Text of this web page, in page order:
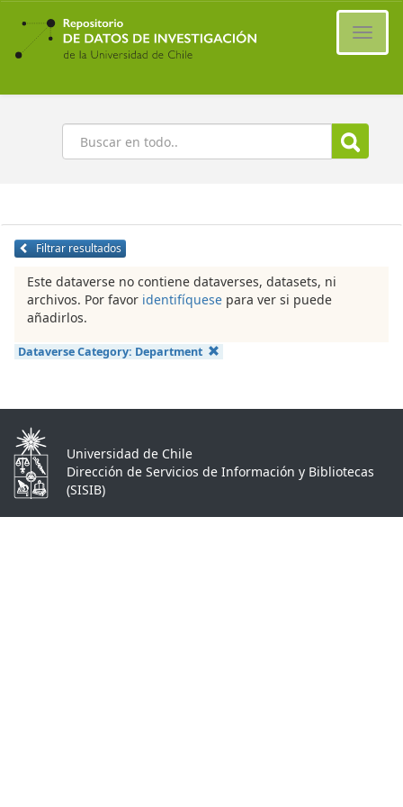
Ir
contenido
principal
Buscar
Filtrar resultados
Este dataverse no contiene dataverses, datasets, ni
archivos. Por favor identifíquese para ver si puede
añadirlos.
Dataverse Category: Department
Universidad de Chile
Dirección de Servicios de Información y Bibliotecas
(SISIB)